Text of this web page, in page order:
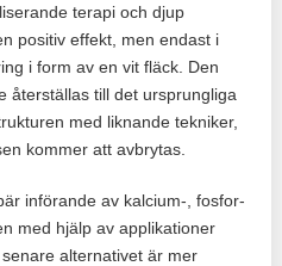
terapi och djup
positiv effekt, men endast i
i form av en vit fläck. Den
återställas till det ursprungliga
med liknande tekniker,
kommer att avbrytas.
införande av kalcium-, fosfor-
med hjälp av applikationer
alternativet är mer